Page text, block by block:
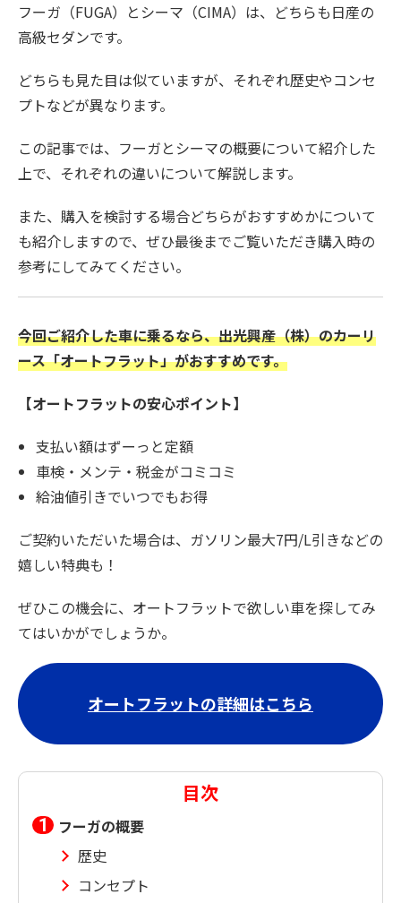
フーガ（FUGA）とシーマ（CIMA）は、どちらも日産の
高級セダンです。
どちらも見た目は似ていますが、それぞれ歴史やコンセ
プトなどが異なります。
この記事では、フーガとシーマの概要について紹介した
上で、それぞれの違いについて解説します。
また、購入を検討する場合どちらがおすすめかについて
も紹介しますので、ぜひ最後までご覧いただき購入時の
参考にしてみてください。
今回ご紹介した車に乗るなら、出光興産（株）のカーリ
ース「オートフラット」がおすすめです。
【オートフラットの安心ポイント】
支払い額はずーっと定額
車検・メンテ・税金がコミコミ
給油値引きでいつでもお得
ご契約いただいた場合は、ガソリン最大7円/L引きなどの
嬉しい特典も！
ぜひこの機会に、オートフラットで欲しい車を探してみ
てはいかがでしょうか。
オートフラットの詳細はこちら
目次
フーガの概要
歴史
コンセプト